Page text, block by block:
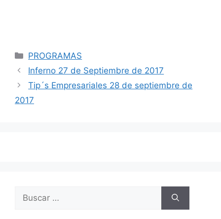
Categorías
PROGRAMAS
Navegación
de
entradas
Inferno 27 de Septiembre de 2017
Tip´s Empresariales 28 de septiembre de
2017